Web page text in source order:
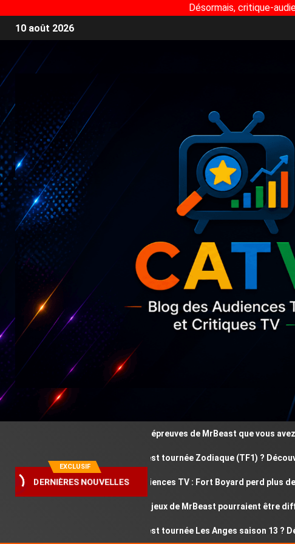
Désormais, critique-
10 août 2026
EXCLUSIF
DERNIÈRES NOUVELLES
Ces épreuves de MrBeast que vous avez
Où est tournée Zodiaque (TF1) ?
Audiences TV : Fort Boyard perd plus de
Ces jeux de MrBeast pourraient être
Où est tournée Les Anges saison 13 ?